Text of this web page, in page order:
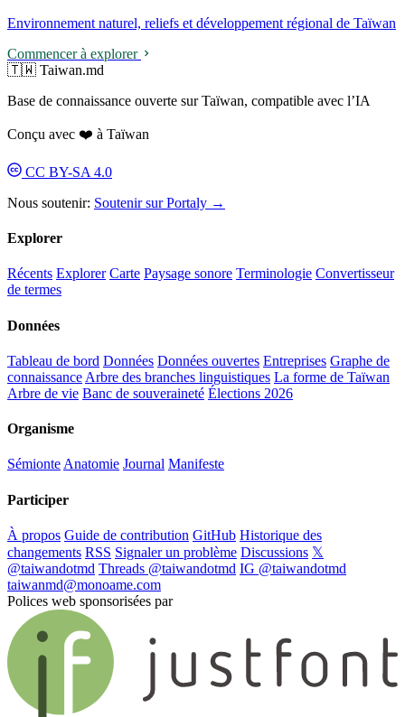
Environnement naturel, reliefs et développement régional de Taïwan
Commencer à explorer
🇹🇼 Taiwan.md
Base de connaissance ouverte sur Taïwan, compatible avec l’IA
Conçu avec ❤️ à Taïwan
CC BY-SA 4.0
Nous soutenir: Soutenir sur Portaly →
Explorer
Récents Explorer Carte Paysage sonore Terminologie Convertisseur
de termes
Données
Tableau de bord Données Données ouvertes Entreprises Graphe de
connaissance Arbre des branches linguistiques La forme de Taïwan
Arbre de vie Banc de souveraineté Élections 2026
Organisme
SémionteAnatomie Journal Manifeste
Participer
À propos Guide de contribution GitHub Historique des
changements RSS Signaler un problème Discussions 𝕏
@taiwandotmd Threads @taiwandotmd IG @taiwandotmd
taiwanmd@monoame.com
Polices web sponsorisées par